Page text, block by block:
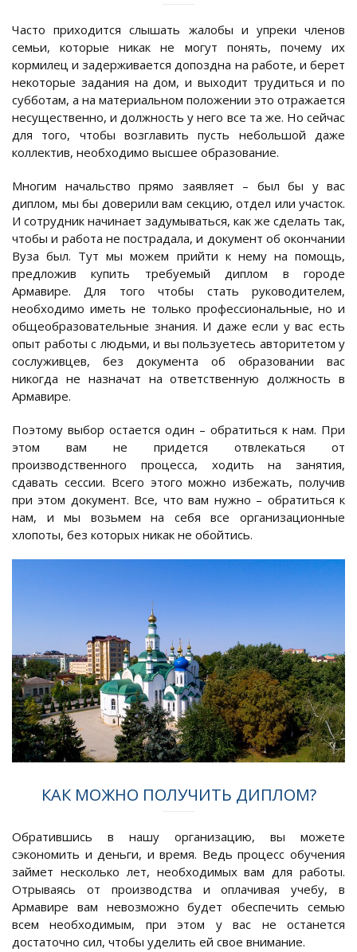
Часто приходится слышать жалобы и упреки членов
семьи, которые никак не могут понять, почему их
кормилец и задерживается допоздна на работе, и берет
некоторые задания на дом, и выходит трудиться и по
субботам, а на материальном положении это отражается
несущественно, и должность у него все та же. Но сейчас
для того, чтобы возглавить пусть небольшой даже
коллектив, необходимо высшее образование.
Многим начальство прямо заявляет – был бы у вас
диплом, мы бы доверили вам секцию, отдел или участок.
И сотрудник начинает задумываться, как же сделать так,
чтобы и работа не пострадала, и документ об окончании
Вуза был. Тут мы можем прийти к нему на помощь,
предложив купить требуемый диплом в городе
Армавире. Для того чтобы стать руководителем,
необходимо иметь не только профессиональные, но и
общеобразовательные знания. И даже если у вас есть
опыт работы с людьми, и вы пользуетесь авторитетом у
сослуживцев, без документа об образовании вас
никогда не назначат на ответственную должность в
Армавире.
Поэтому выбор остается один – обратиться к нам. При
этом вам не придется отвлекаться от
производственного процесса, ходить на занятия,
сдавать сессии. Всего этого можно избежать, получив
при этом документ. Все, что вам нужно – обратиться к
нам, и мы возьмем на себя все организационные
хлопоты, без которых никак не обойтись.
КАК МОЖНО ПОЛУЧИТЬ ДИПЛОМ?
Обратившись в нашу организацию, вы можете
сэкономить и деньги, и время. Ведь процесс обучения
займет несколько лет, необходимых вам для работы.
Отрываясь от производства и оплачивая учебу, в
Армавире вам невозможно будет обеспечить семью
всем необходимым, при этом у вас не останется
достаточно сил, чтобы уделить ей свое внимание.